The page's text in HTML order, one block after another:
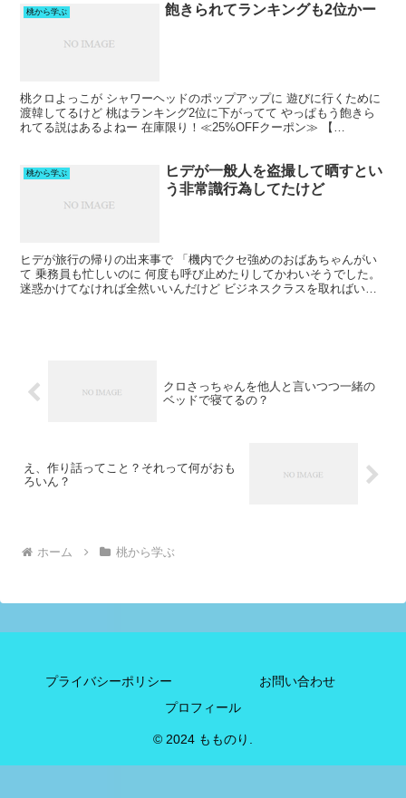
桃から学ぶ 飽きられてランキングも2位かー
桃クロよっこが シャワーヘッドのポップアップに 遊びに行くために
渡韓してるけど 桃はランキング2位に下がってて やっぱもう飽きら
れてる説はあるよねー 在庫限り！≪25%OFFクーポン≫ 【
桃から学ぶ
ヒデが一般人を盗撮して晒すとい
う非常識行為してたけど
ヒデが旅行の帰りの出来事で 「機内でクセ強めのおばあちゃんがい
て 乗務員も忙しいのに 何度も呼び止めたりしてかわいそうでした。
迷惑かけてなければ全然いいんだけど ビジネスクラスを取ればいい
クロさっちゃんを他人と言いつつ一緒の
ベッドで寝てるの？
え、作り話ってこと？それって何がおも
ろいん？
ホーム 桃から学ぶ
プライバシーポリシー
お問い合わせ
プロフィール
© 2024 もものり.